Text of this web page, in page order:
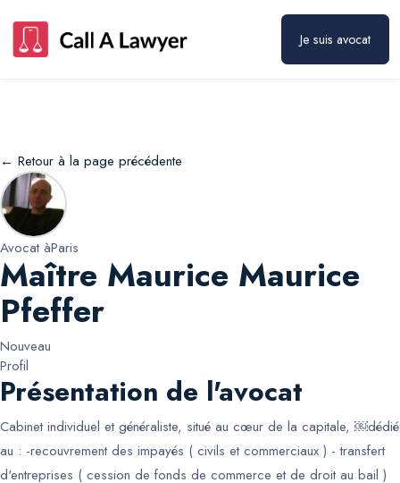
Je suis avocat
← Retour à la page précédente
Avocat àParis
Maître Maurice Maurice
Pfeffer
Nouveau
Profil
Présentation de l'avocat
Cabinet individuel et généraliste, situé au cœur de la capitale, ￼dédié
au : -recouvrement des impayés ( civils et commerciaux ) - transfert
d'entreprises ( cession de fonds de commerce et de droit au bail )